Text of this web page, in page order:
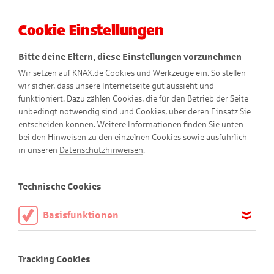
Zeichenkurs mit Pierre
Cookie Einstellungen
Bitte deine Eltern, diese Einstellungen vorzunehmen
Wir setzen auf KNAX.de Cookies und Werkzeuge ein. So stellen
wir sicher, dass unsere Internetseite gut aussieht und
funktioniert. Dazu zählen Cookies, die für den Betrieb der Seite
unbedingt notwendig sind und Cookies, über deren Einsatz Sie
entscheiden können. Weitere Informationen finden Sie unten
bei den Hinweisen zu den einzelnen Cookies sowie ausführlich
in unseren Datenschutzhinweisen.
Technische Cookies
Basisfunktionen
aktiviert sein.
Tracking Cookies